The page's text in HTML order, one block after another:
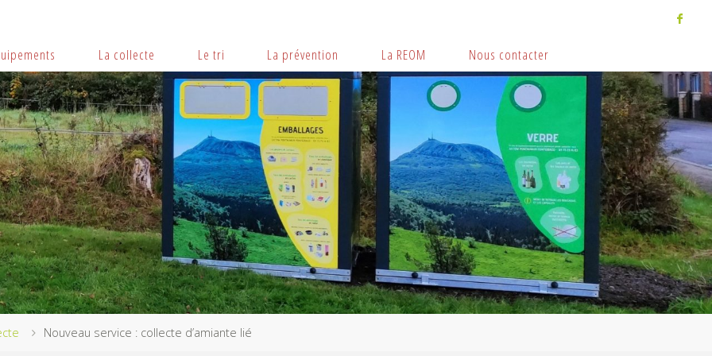
La collecte Le tri La prévention La REOM Nous contacter
Nouveau service : collecte d’amiante lié